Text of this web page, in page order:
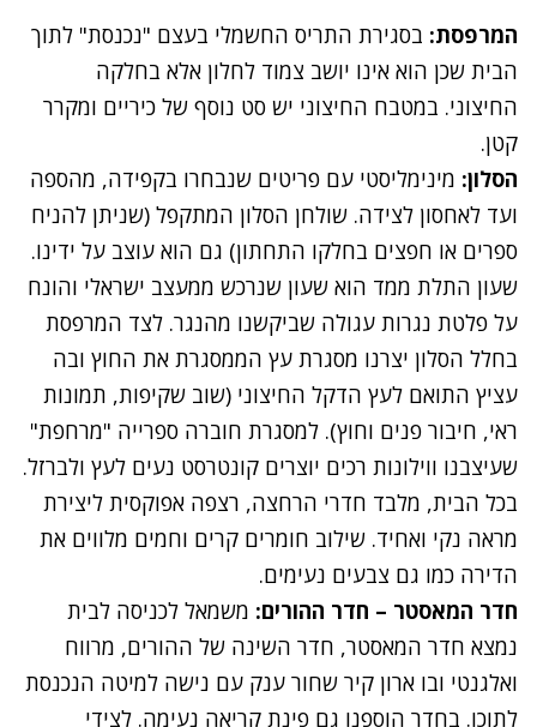
המרפסת: בסגירת התריס החשמלי בעצם "נכנסת" לתוך
הבית שכן הוא אינו יושב צמוד לחלון אלא בחלקה
החיצוני. במטבח החיצוני יש סט נוסף של כיריים ומקרר
קטן.
הסלון: מינימליסטי עם פריטים שנבחרו בקפידה, מהספה
ועד לאחסון לצידה. שולחן הסלון המתקפל (שניתן להניח
ספרים או חפצים בחלקו התחתון) גם הוא עוצב על ידינו.
שעון התלת ממד הוא שעון שנרכש ממעצב ישראלי והונח
על פלטת נגרות עגולה שביקשנו מהנגר. לצד המרפסת
בחלל הסלון יצרנו מסגרת עץ הממסגרת את החוץ ובה
עציץ התואם לעץ הדקל החיצוני (שוב שקיפות, תמונות
ראי, חיבור פנים וחוץ). למסגרת חוברה ספרייה "מרחפת"
שעיצבנו ווילונות רכים יוצרים קונטרסט נעים לעץ ולברזל.
בכל הבית, מלבד חדרי הרחצה, רצפה אפוקסית ליצירת
מראה נקי ואחיד. שילוב חומרים קרים וחמים מלווים את
הדירה כמו גם צבעים נעימים.
חדר המאסטר – חדר ההורים: משמאל לכניסה לבית
נמצא חדר המאסטר, חדר השינה של ההורים, מרווח
ואלגנטי ובו ארון קיר שחור ענק עם נישה למיטה הנכנסת
לתוכו. בחדר הוספנו גם פינת קריאה נעימה. לצידי